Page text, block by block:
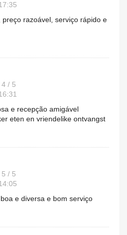
preço razoável, serviço rápido e
4 / 5
e recepção amigável
eten en vriendelike ontvangst
5 / 5
e diversa e bom serviço